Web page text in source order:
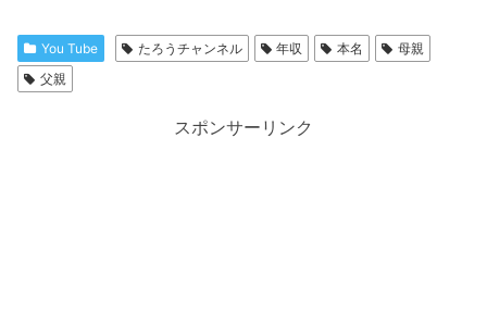
You Tube たろうチャンネル 年収 本名
母親
父親
スポンサーリンク